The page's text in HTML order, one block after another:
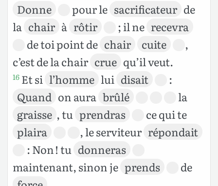
Donne
pour le sacrificateur de
la chair à rôtir ; il ne recevra
de toi point de chair cuite
,
c’est de la chair crue qu’il veut.
16 Et si l’homme lui disait
:
Quand on aura brûlé
la
graisse , tu prendras
ce qui te
plaira
, le serviteur répondait
: Non ! tu donneras
maintenant, sinon je prends
de